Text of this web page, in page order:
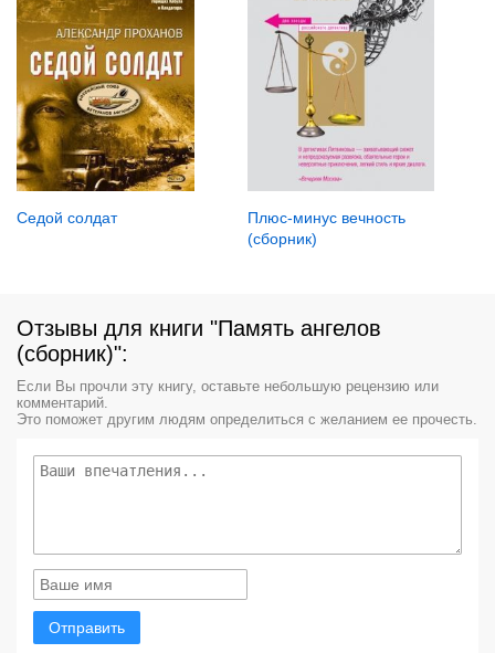
Седой солдат
Плюс-минус вечность
(сборник)
Отзывы для книги "Память ангелов
(сборник)":
Если Вы прочли эту книгу, оставьте небольшую рецензию или
комментарий.
Это поможет другим людям определиться с желанием ее прочесть.
Отправить